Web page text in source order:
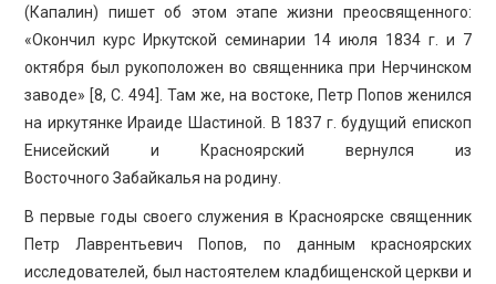
(Капалин) пишет об этом этапе жизни преосвященного:
«Окончил курс Иркутской семинарии 14 июля 1834 г. и 7
октября был рукоположен во священника при Нерчинском
заводе» [8, C. 494]. Там же, на востоке, Петр Попов женился
на иркутянке Ираиде Шастиной. В 1837 г. будущий епископ
Енисейский и Красноярский вернулся из
Восточного Забайкалья на родину.
В первые годы своего служения в Красноярске священник
Петр Лаврентьевич Попов, по данным красноярских
исследователей, был настоятелем кладбищенской церкви и